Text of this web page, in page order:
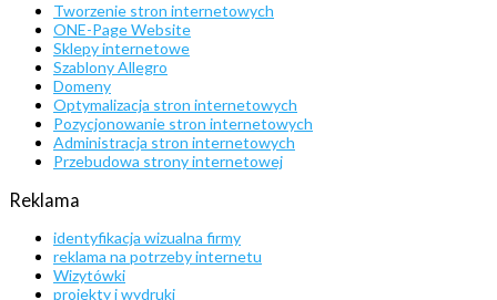
Tworzenie stron internetowych
ONE-Page Website
Sklepy internetowe
Szablony Allegro
Domeny
Optymalizacja stron internetowych
Pozycjonowanie stron internetowych
Administracja stron internetowych
Przebudowa strony internetowej
Reklama
identyfikacja wizualna firmy
reklama na potrzeby internetu
Wizytówki
projekty i wydruki